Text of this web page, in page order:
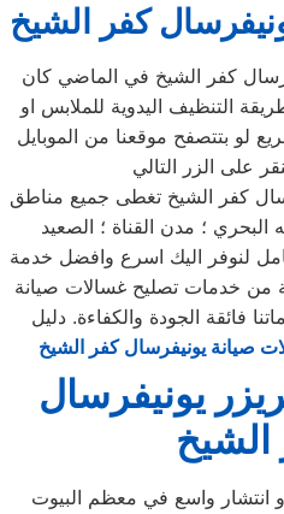
كفر الشيخ
كفر الشيخ في الماضي كان
التنظيف اليدوية للملابس او
لو بتتصفح موقعنا من الموبايل
على الزر التالي
كفر الشيخ تغطى جميع مناطق
البحري ؛ مدن القناة ؛ الصعيد
لنوفر اليك اسرع وافضل خدمة
من خدمات تصليح غسالات صيانة
فائقة الجودة والكفاءة. دليل
صيانة يونيفرسال كفر الشيخ
يونيفرسال
الشيخ
انتشار واسع في معظم البيوت